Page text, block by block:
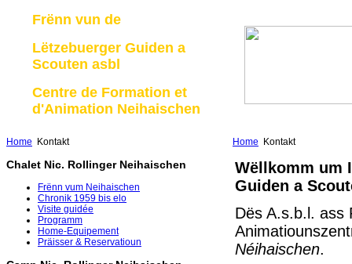
Frënn vun de
Lëtzebuerger Guiden a
Scouten asbl
Centre de Formation et
d'Animation Neihaischen
Home Kontakt
Chalet Nic. Rollinger Neihaischen
Frënn vum Neihaischen
Chronik 1959 bis elo
Visite guidée
Programm
Home-Equipement
Präisser & Reservatioun
Home Kontakt
Wëllkomm um
Guiden a
Dës A.s.b.l. ass
Néihaischen.